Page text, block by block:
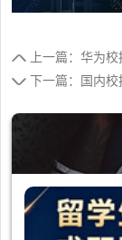
上一篇：华为
下一篇：国内